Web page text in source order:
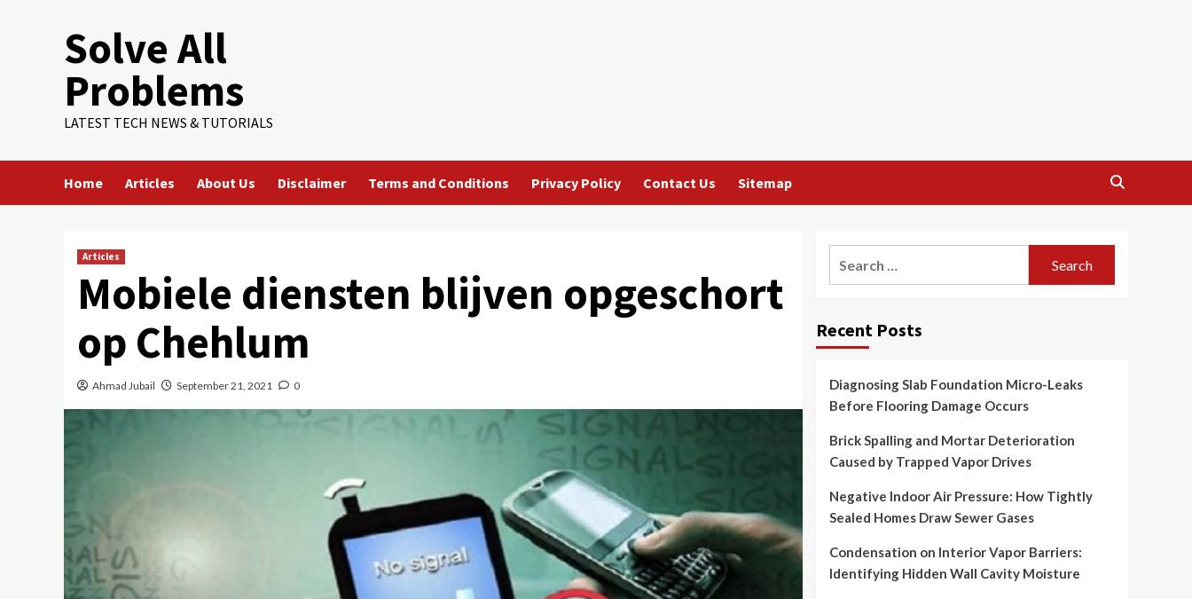
Solve All
Problems
LATEST TECH NEWS & TUTORIALS
Home Articles About Us Disclaimer Terms and Conditions Privacy Policy Contact Us Sitemap
Articles
Mobiele diensten blijven opgeschort
op Chehlum
Ahmad Jubail September 21, 2021 0
Recent Posts
Diagnosing Slab Foundation Micro-Leaks
Before Flooring Damage Occurs
Brick Spalling and Mortar Deterioration
Caused by Trapped Vapor Drives
Negative Indoor Air Pressure: How Tightly
Sealed Homes Draw Sewer Gases
Condensation on Interior Vapor Barriers:
Identifying Hidden Wall Cavity Moisture